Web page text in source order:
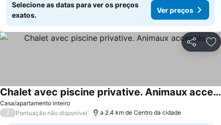
Selecione as datas para ver os preços
exatos.
Ver preços
Partilhar
Casa/apartamento inteiro
Chalet avec piscine privative. Animaux acceptés
Ver preços
/ Pontuação não disponível a 2.4 km de Centro da cidade